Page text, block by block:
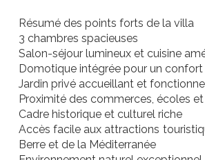
Résumé des points forts de la villa
3 chambres spacieuses
Salon-séjour lumineux et cuisine
Domotique intégrée pour un
Jardin privé accueillant et
Proximité des commerces, écoles
Cadre historique et culturel riche
Accès facile aux attractions
Berre et de la Méditerranée